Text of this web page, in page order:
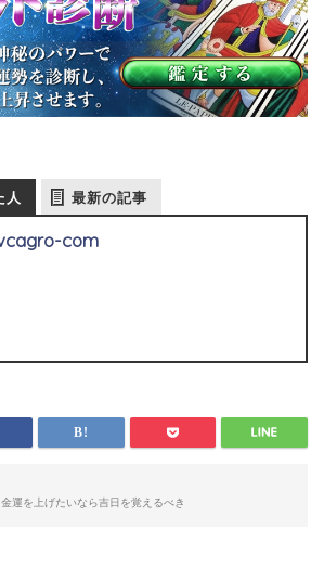
人 最新の記事
com
運を上げたいなら吉日を覚えるべき